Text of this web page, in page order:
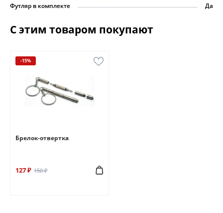
Футляр в комплекте
Да
С этим товаром покупают
-15%
Брелок-отвертка
127 ₽ 150 ₽